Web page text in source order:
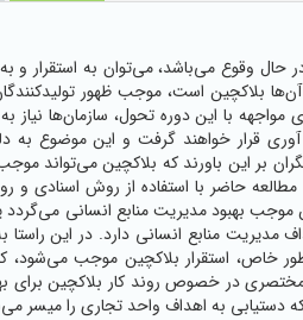
وقوع می‌باشد، می‌توان به استقرار و به
بلاکچین است، موجب ظهور
با این دوره تحول، سازمان‌ها نیاز
قرار خواهند گرفت و این موضوع به
بر این باورند که بلاکچین می‌تواند
حاضر با استفاده از روش اسنادی و
بهبود مدیریت منابع انسانی
مدیریت منابع انسانی دارد. در این
استقرار بلاکچین موجب می‌شود،
در خصوص روند کار بلاکچین برای
دستیابی به اهداف واحد تجاری را میسر